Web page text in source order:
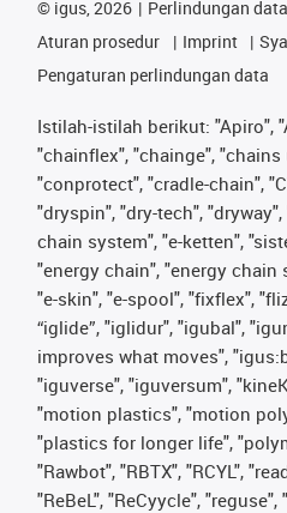
© igus, 2026 Perlindungan data
Aturan prosedur
Imprint
Pengaturan perlindungan data
Istilah-istilah berikut: "Apiro",
"chainflex", "chainge",
"conprotect", "cradle-chain",
"dryspin", "dry-tech",
chain system", "e-ketten",
"energy chain", "energy chain
"e-skin", "e-spool", "fixflex",
“iglide”, "iglidur", "igubal",
improves what moves",
"iguverse", "iguversum",
"motion plastics", "motion
"plastics for longer life",
"Rawbot", "RBTX", "RCYL",
"ReBeL", "ReCyycle",